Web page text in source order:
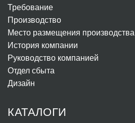
Требование
Производство
Место размещения производства
История компании
Руководство компанией
Отдел сбыта
Дизайн
КАТАЛОГИ